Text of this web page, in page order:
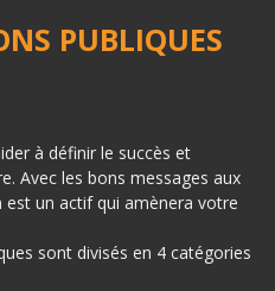
PUBLIQUES
à définir le succès et
Avec les bons messages aux
un actif qui amènera votre
sont divisés en 4 catégories